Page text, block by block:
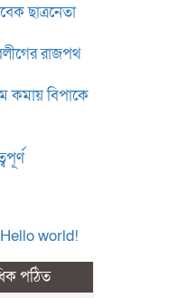
ছাত্রনেতা
রাজপথ
কমায় বিপাকে
Hello world!
পঠিত